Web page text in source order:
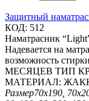
Защитный
КОД: 512
Наматрасник
Надевается на
возможность
МЕСЯЦЕВ ТИП
МАТЕРИАЛ:
Размер70х190,